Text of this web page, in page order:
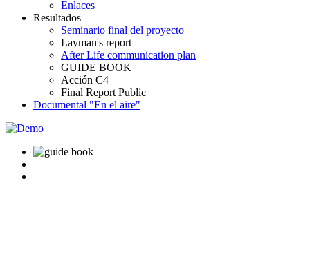
Enlaces
Resultados
Seminario final del proyecto
Layman's report
After Life communication plan
GUIDE BOOK
Acción C4
Final Report Public
Documental "En el aire"